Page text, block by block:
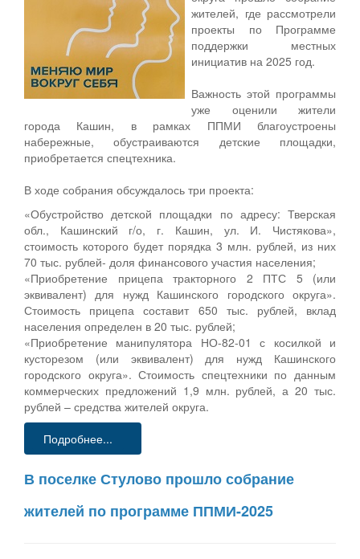
жителей, где рассмотрели
проекты по Программе
поддержки местных
инициатив на 2025 год.
Важность этой программы
уже оценили жители
города Кашин, в рамках ППМИ благоустроены
набережные, обустраиваются детские площадки,
приобретается спецтехника.
В ходе собрания обсуждалось три проекта:
«Обустройство детской площадки по адресу: Тверская
обл., Кашинский г/о, г. Кашин, ул. И. Чистякова»,
стоимость которого будет порядка 3 млн. рублей, из них
70 тыс. рублей- доля финансового участия населения;
«Приобретение прицепа тракторного 2 ПТС 5 (или
эквивалент) для нужд Кашинского городского округа».
Стоимость прицепа составит 650 тыс. рублей, вклад
населения определен в 20 тыс. рублей;
«Приобретение манипулятора НО-82-01 с косилкой и
кусторезом (или эквивалент) для нужд Кашинского
городского округа». Стоимость спецтехники по данным
коммерческих предложений 1,9 млн. рублей, а 20 тыс.
рублей – средства жителей округа.
Подробнее...
В поселке Стулово прошло собрание
жителей по программе ППМИ-2025